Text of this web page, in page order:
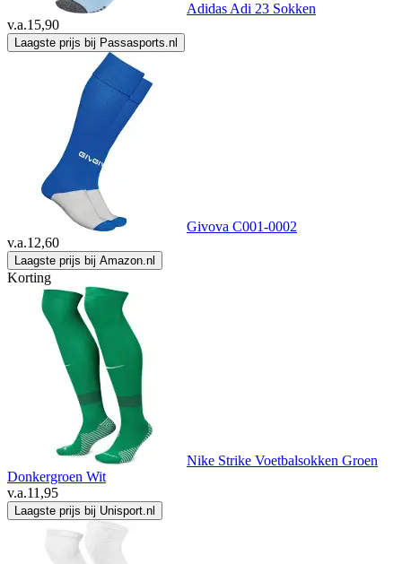
Adidas Adi 23 Sokken
v.a.15,90
Laagste prijs bij Passasports.nl
Givova C001-0002
v.a.12,60
Laagste prijs bij Amazon.nl
Korting
Nike Strike Voetbalsokken Groen
Donkergroen Wit
v.a.11,95
Laagste prijs bij Unisport.nl